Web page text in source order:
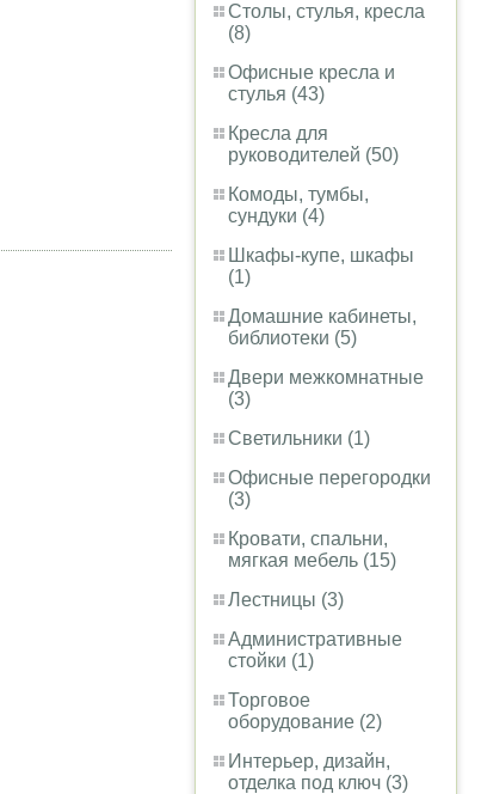
Столы, стулья, кресла
(8)
Офисные кресла и
стулья (43)
Кресла для
руководителей (50)
Комоды, тумбы,
сундуки (4)
Шкафы-купе, шкафы
(1)
Домашние кабинеты,
библиотеки (5)
Двери межкомнатные
(3)
Светильники (1)
Офисные перегородки
(3)
Кровати, спальни,
мягкая мебель (15)
Лестницы (3)
Административные
стойки (1)
Торговое
оборудование (2)
Интерьер, дизайн,
отделка под ключ (3)